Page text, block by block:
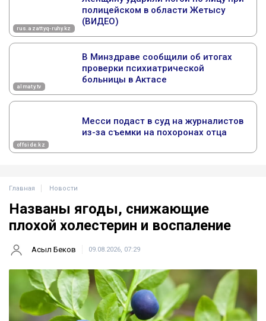
Главная Новости
Названы ягоды, снижающие
плохой холестерин и воспаление
Асыл Беков 09.08.2026, 07:29